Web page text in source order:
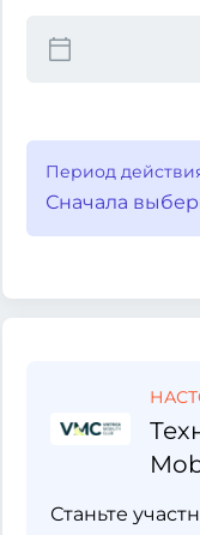
Период
Сначала
Станьте